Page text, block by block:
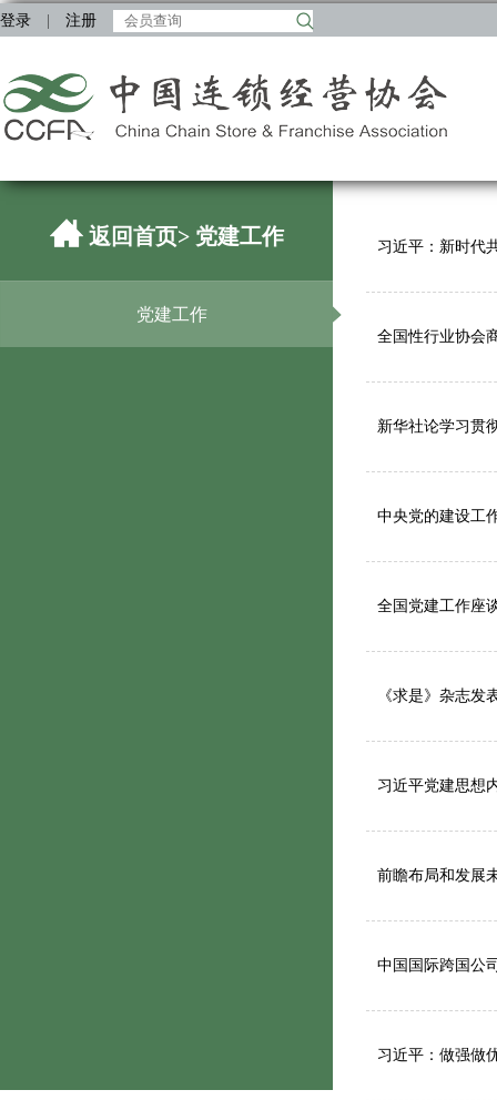
登录 注册
返回首页> 党建工作
党建工作
习近平：新时代
全国性行业协会
新华社论学习贯
中央党的建设工
全国党建工作座
《求是》杂志
习近平党建思想
前瞻布局和发展
中国国际跨国公
习近平：做强做